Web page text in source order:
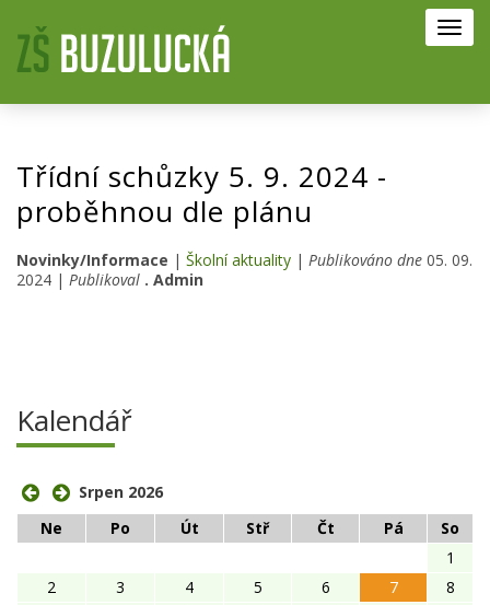
Třídní schůzky 5. 9. 2024 -
proběhnou dle plánu
Novinky/Informace | Školní aktuality | Publikováno dne 05. 09.
2024 | Publikoval . Admin
Kalendář
Srpen 2026
Ne
Po Út Stř Čt Pá
So
1
2
3 4 5 6 7
8